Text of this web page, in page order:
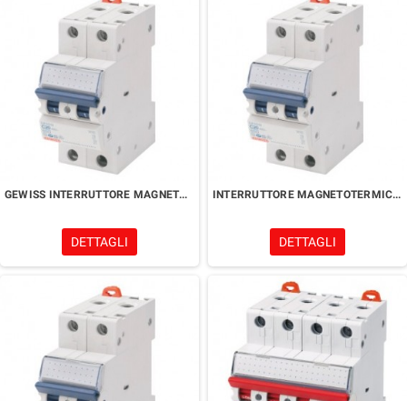
GEWISS INTERRUTTORE MAGNETOTERMICO 2 MODULI
DETTAGLI
INTERRUTTORE MAGNETOTERMICO 2 MODULI
DETTAGLI